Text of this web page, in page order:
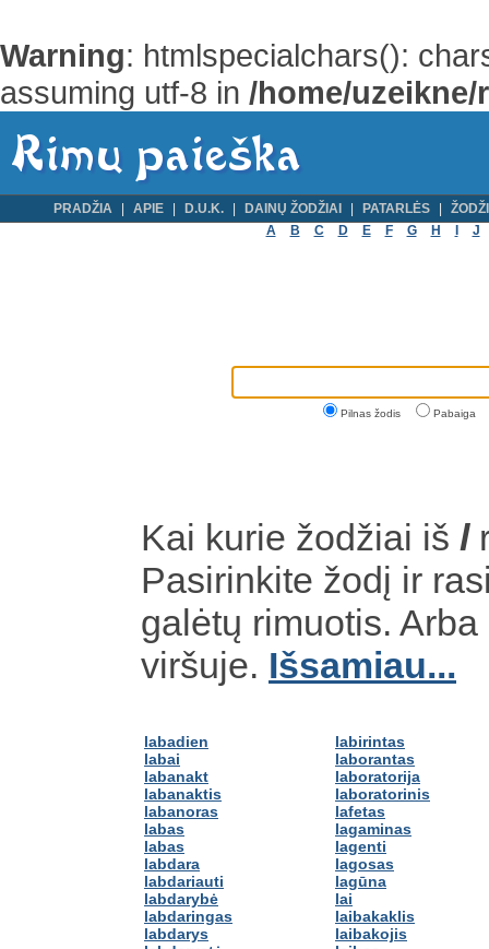
Warning: htmlspecialchars():
assuming utf-8 in /home/
PRADŽIA APIE D.U.K. DAINŲ ŽODŽIAI PATARLĖS
A
B C D E F G H J
Pilnas žodis Pabaiga
Kai kurie žodžiai iš l
Pasirinkite žodį ir
galėtų rimuotis.
viršuje. Išsamiau...
labadien
labai
labanakt
labanaktis
labanoras
labas
labas
labdara
labdariauti
labdarybė
labdaringas
labdarys
labirintas
laborantas
laboratorija
laboratorinis
lafetas
lagaminas
lagenti
lagosas
lagūna
lai
laibakaklis
laibakojis